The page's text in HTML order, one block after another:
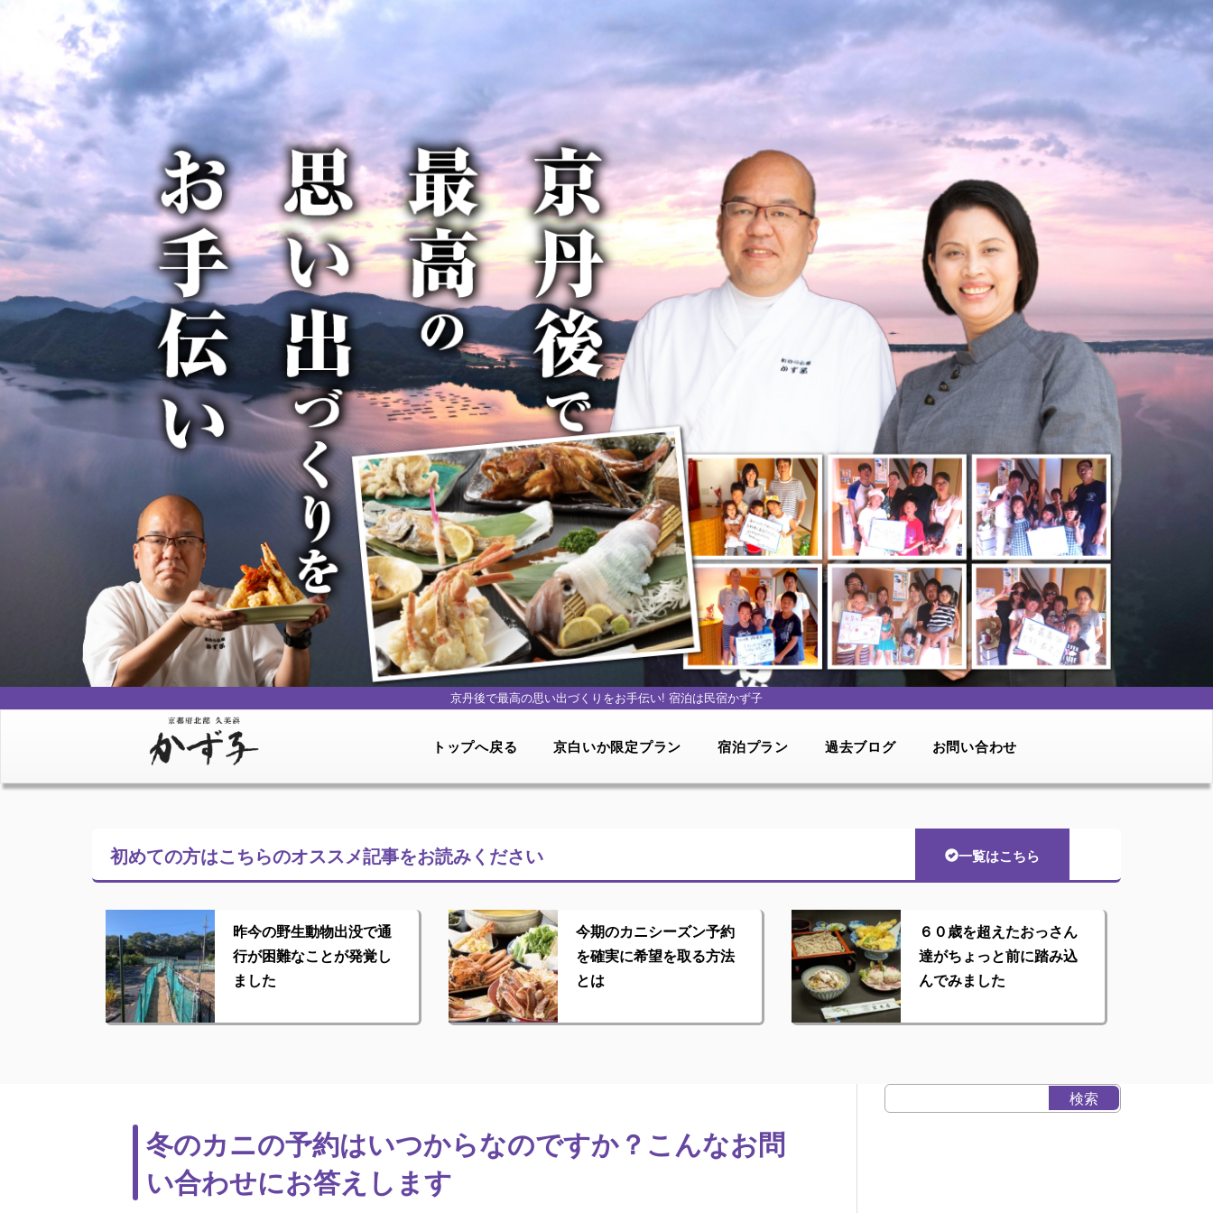
京丹後で最高の思い出づくりをお手伝い! 宿泊は民宿かず子
トップへ戻る 京白いか限定プラン 宿泊プラン 過去ブログ お問い合わせ
初めての方はこちらのオススメ記事をお読みください 一覧はこちら
昨今の野生動物出没で通
行が困難なことが発覚し
ました
今期のカニシーズン予約
を確実に希望を取る方法
とは
６０歳を超えたおっさん
達がちょっと前に踏み込
んでみました
冬のカニの予約はいつからなのですか？こんなお問
い合わせにお答えします